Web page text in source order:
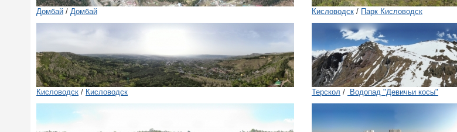
Домбай / Домбай Кисловодск / Парк Кисловодск
Кисловодск / Кисловодск Терскол / Водопад "Девичьи косы"